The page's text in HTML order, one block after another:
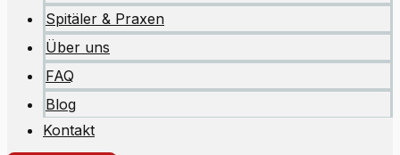
Spitäler & Praxen
Über uns
FAQ
Blog
Kontakt